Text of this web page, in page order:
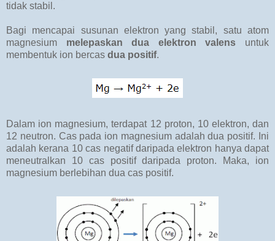
tidak stabil.
Bagi mencapai susunan elektron yang stabil, satu atom
magnesium melepaskan dua elektron valens untuk
membentuk ion bercas dua positif.
Dalam ion magnesium, terdapat 12 proton, 10 elektron, dan
12 neutron. Cas pada ion magnesium adalah dua positif. Ini
adalah kerana 10 cas negatif daripada elektron hanya dapat
meneutralkan 10 cas positif daripada proton. Maka, ion
magnesium berlebihan dua cas positif.